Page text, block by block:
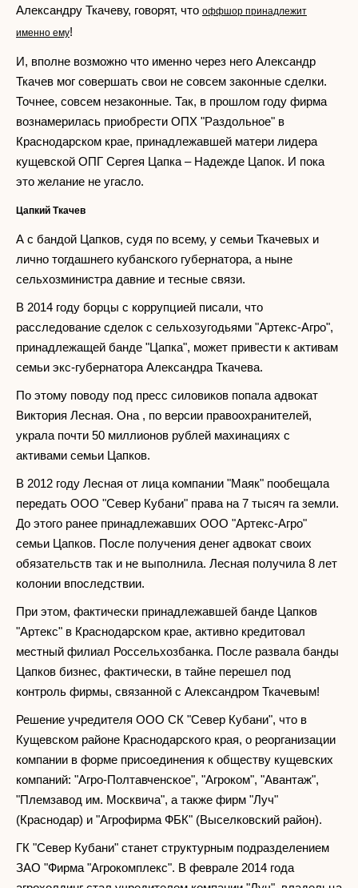
Александру Ткачеву, говорят, что оффшор принадлежит
именно ему!
И, вполне возможно что именно через него Александр
Ткачев мог совершать свои не совсем законные сделки.
Точнее, совсем незаконные. Так, в прошлом году фирма
вознамерилась приобрести ОПХ "Раздольное" в
Краснодарском крае, принадлежавшей матери лидера
кущевской ОПГ Сергея Цапка – Надежде Цапок. И пока
это желание не угасло.
Цапкий Ткачев
А с бандой Цапков, судя по всему, у семьи Ткачевых и
лично тогдашнего кубанского губернатора, а ныне
сельхозминистра давние и тесные связи.
В 2014 году борцы с коррупцией писали, что
расследование сделок с сельхозугодьями "Артекс-Агро",
принадлежащей банде "Цапка", может привести к активам
семьи экс-губернатора Александра Ткачева.
По этому поводу под пресс силовиков попала адвокат
Виктория Лесная. Она , по версии правоохранителей,
украла почти 50 миллионов рублей махинациях с
активами семьи Цапков.
В 2012 году Лесная от лица компании "Маяк" пообещала
передать ООО "Север Кубани" права на 7 тысяч га земли.
До этого ранее принадлежавших ООО "Артекс-Агро"
семьи Цапков. После получения денег адвокат своих
обязательств так и не выполнила. Лесная получила 8 лет
колонии впоследствии.
При этом, фактически принадлежавшей банде Цапков
"Артекс" в Краснодарском крае, активно кредитовал
местный филиал Россельхозбанка. После развала банды
Цапков бизнес, фактически, в тайне перешел под
контроль фирмы, связанной с Александром Ткачевым!
Решение учредителя ООО СК "Север Кубани", что в
Кущевском районе Краснодарского края, о реорганизации
компании в форме присоединения к обществу кущевских
компаний: "Агро-Полтавченское", "Агроком", "Авантаж",
"Племзавод им. Москвича", а также фирм "Луч"
(Краснодар) и "Агрофирма ФБК" (Выселковский район).
ГК "Север Кубани" станет структурным подразделением
ЗАО "Фирма "Агрокомплекс". В феврале 2014 года